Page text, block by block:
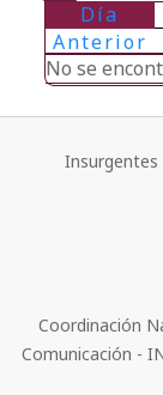
Día
Anterior
No se
Insurgentes
Coordinación
Comunicación -